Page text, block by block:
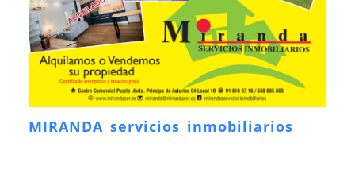
MIRANDA servicios inmobiliarios